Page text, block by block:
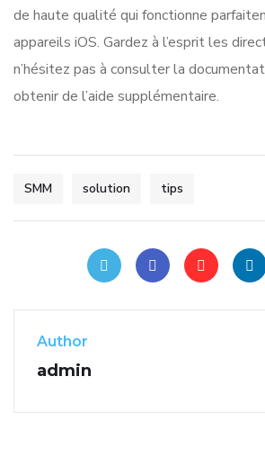
de haute qualité qui fonctionne
appareils iOS. Gardez à l’esprit les
n’hésitez pas à consulter la
obtenir de l’aide supplémentaire.
SMM solution tips
Author
admin